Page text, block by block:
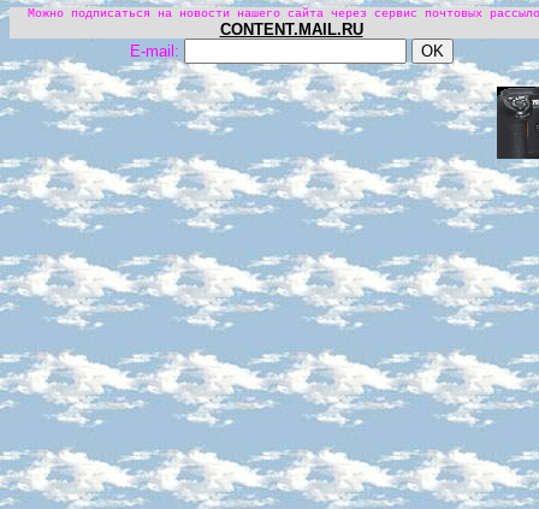
Можно подписаться на новости нашего сайта через сервис почтовых
CONTENT.MAIL.RU
E-mail: